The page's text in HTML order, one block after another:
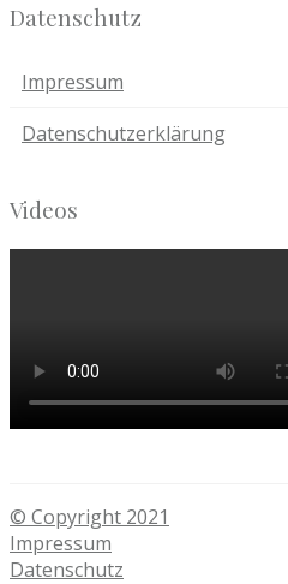
Datenschutz
Impressum
Datenschutzerklärung
Videos
© Copyright 2021
Impressum
Datenschutz